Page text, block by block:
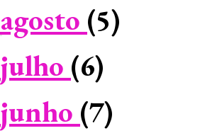
agosto (5)
julho (6)
junho (7)